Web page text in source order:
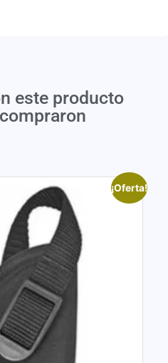
este producto
¡Oferta!